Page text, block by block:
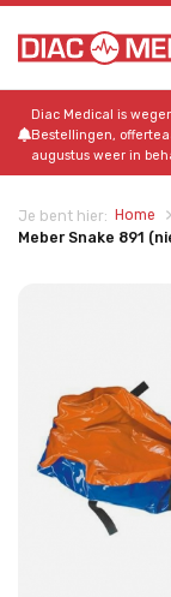
Diac Medical is
Bestellingen,
augustus weer in
Je bent hier: Home
Meber Snake 891